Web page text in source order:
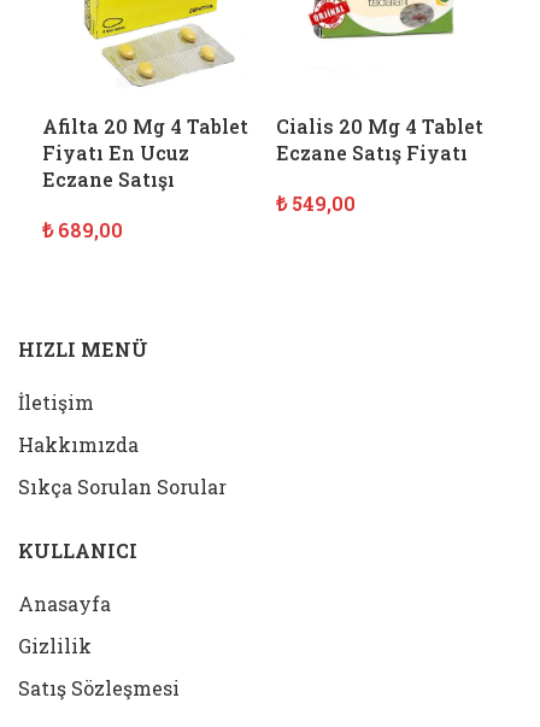
Afilta 20 Mg 4 Tablet
Fiyatı En Ucuz
Eczane Satışı
₺689,00
Cialis 20 Mg 4 Tablet
Eczane Satış Fiyatı
₺549,00
HIZLI MENÜ
İletişim
Hakkımızda
Sıkça Sorulan Sorular
KULLANICI
Anasayfa
Gizlilik
Satış Sözleşmesi